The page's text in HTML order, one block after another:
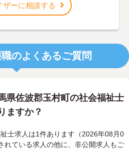
ザーに相談する
のよくあるご質問
県佐波郡玉村町の社会福祉士
ますか？
士求人は1件あります（2026年08月0
れている求人の他に、非公開求人もご